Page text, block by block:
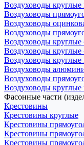
Воздуховоды
Воздуховоды
Воздуховоды
Воздуховоды
Воздуховоды
Воздуховоды
Воздуховоды
Воздуховоды
Воздуховоды
Воздуховоды
Фасонные части
Крестовины
Крестовины круглые
Крестовины
Крестовины
Крестовины